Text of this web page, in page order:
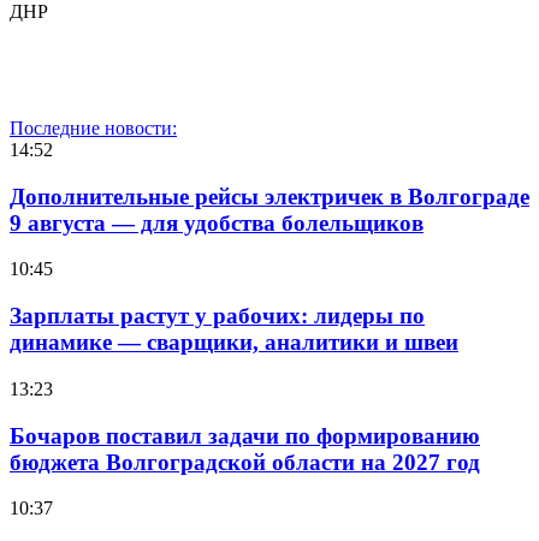
ДНР
Последние новости:
14:52
Дополнительные рейсы электричек в Волгограде
9 августа — для удобства болельщиков
10:45
Зарплаты растут у рабочих: лидеры по
динамике — сварщики, аналитики и швеи
13:23
Бочаров поставил задачи по формированию
бюджета Волгоградской области на 2027 год
10:37